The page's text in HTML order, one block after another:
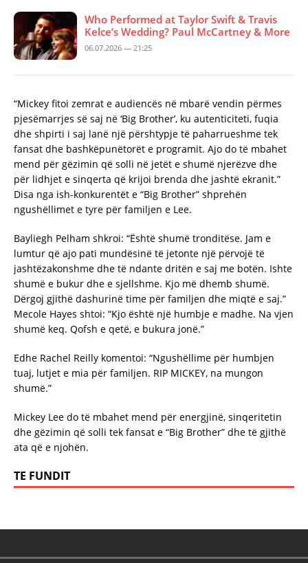
Who Performed at Taylor Swift & Travis
Kelce’s Wedding? Paul McCartney & More
06.07.2026 — 21:25
“Mickey fitoi zemrat e audiencës në mbarë vendin përmes
pjesëmarrjes së saj në ‘Big Brother’, ku autenticiteti, fuqia
dhe shpirti i saj lanë një përshtypje të paharrueshme tek
fansat dhe bashkëpunëtorët e programit. Ajo do të mbahet
mend për gëzimin që solli në jetët e shumë njerëzve dhe
për lidhjet e sinqerta që krijoi brenda dhe jashtë ekranit.”
Disa nga ish-konkurentët e “Big Brother” shprehën
ngushëllimet e tyre për familjen e Lee.
Bayliegh Pelham shkroi: “Është shumë tronditëse. Jam e
lumtur që ajo pati mundësinë të jetonte një përvojë të
jashtëzakonshme dhe të ndante dritën e saj me botën. Ishte
shumë e bukur dhe e sjellshme. Kjo më dhemb shumë.
Dërgoj gjithë dashurinë time për familjen dhe miqtë e saj.”
Mecole Hayes shtoi: “Kjo është një humbje e madhe. Na vjen
shumë keq. Qofsh e qetë, e bukura jonë.”
Edhe Rachel Reilly komentoi: “Ngushëllime për humbjen
tuaj, lutjet e mia për familjen. RIP MICKEY, na mungon
shumë.”
Mickey Lee do të mbahet mend për energjinë, sinqeritetin
dhe gëzimin që solli tek fansat e “Big Brother” dhe të gjithë
ata që e njohën.
TE FUNDIT